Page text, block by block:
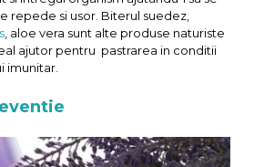
repede si usor. Biterul suedez,
, aloe vera sunt alte produse naturiste
ajutor pentru pastrarea in conditii
imunitar.